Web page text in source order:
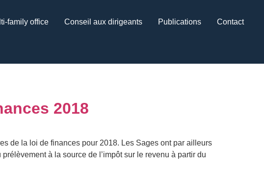
family office Conseil aux dirigeants Publications Contact
2018
de la loi de finances pour 2018. Les Sages ont par ailleurs
à la source de l’impôt sur le revenu à partir du